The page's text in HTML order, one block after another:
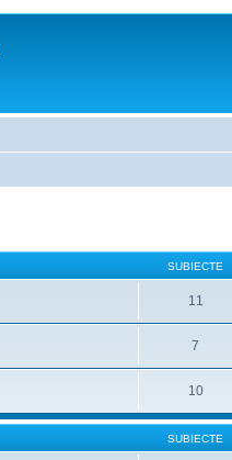
SUBIECTE
11
7
10
SUBIECTE